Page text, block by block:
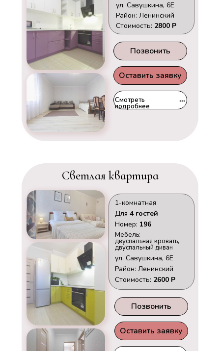
Позвонить
Оставить заявку
ул. Савушкина, 6Е
Район: Ленинский
Стоимость: 2800 Р
Смотреть
подробнее
Позвонить
Оставить заявку
Светлая квартира
Для 4 гостей
Мебель:
двуспальная кровать,
двуспальный диван
ул. Савушкина, 6Е
Район: Ленинский
Номер: 196
Стоимость: 2600 Р
1-комнатная